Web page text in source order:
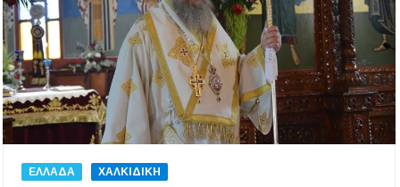
ΑΝ.ΕΤ.ΧΑ.: Παρατείνεται η προθεσμία
υποβολής προτάσεων στο πλαίσιο του LEADER
Χαλκιδική: Διάσωση 49χρονης Γερμανίδας σε
δύσβατο σημείο στη Συκιά
Σφραγίστηκαν πέντε επιχειρήσεις στην
Κασσάνδρα
ΕΛΛΑΔΑ ΧΑΛΚΙΔΙΚΗ